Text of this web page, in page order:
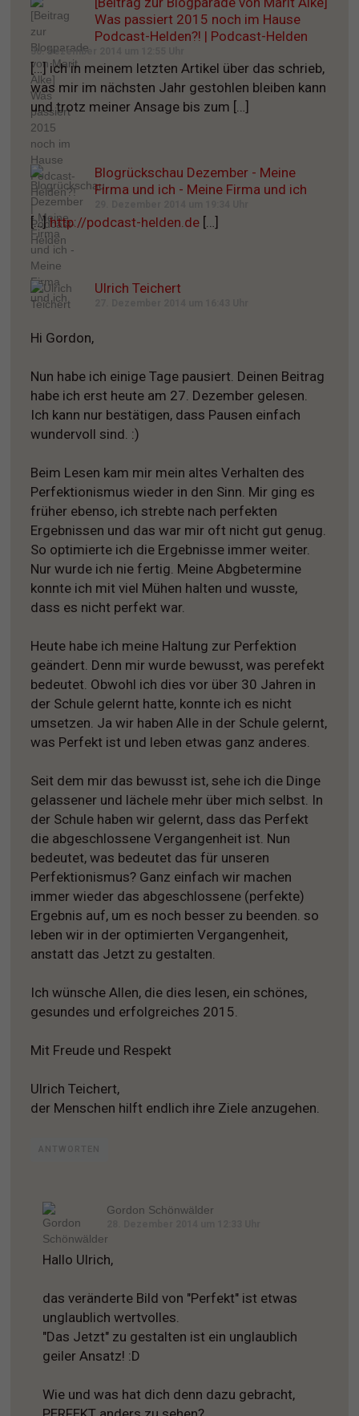
Was passiert 2015 noch im Hause
Podcast-Helden?! | Podcast-Helden
30. Dezember 2014 um 12:55 Uhr
[…] ich in meinem letzten Artikel über das schrieb,
was mir im nächsten Jahr gestohlen bleiben kann
und trotz meiner Ansage bis zum […]
Blogrückschau Dezember - Meine
Firma und ich - Meine Firma und ich
[…]http://podcast-helden.de […]
Ulrich Teichert
Hi Gordon,
Nun habe ich einige Tage pausiert. Deinen Beitrag
habe ich erst heute am 27. Dezember gelesen.
Ich kann nur bestätigen, dass Pausen einfach
wundervoll sind. :)
Beim Lesen kam mir mein altes Verhalten des
Perfektionismus wieder in den Sinn. Mir ging es
früher ebenso, ich strebte nach perfekten
Ergebnissen und das war mir oft nicht gut genug.
So optimierte ich die Ergebnisse immer weiter.
Nur wurde ich nie fertig. Meine Abgbetermine
konnte ich mit viel Mühen halten und wusste,
dass es nicht perfekt war.
Heute habe ich meine Haltung zur Perfektion
geändert. Denn mir wurde bewusst, was perefekt
bedeutet. Obwohl ich dies vor über 30 Jahren in
der Schule gelernt hatte, konnte ich es nicht
umsetzen. Ja wir haben Alle in der Schule gelernt,
was Perfekt ist und leben etwas ganz anderes.
Seit dem mir das bewusst ist, sehe ich die Dinge
gelassener und lächele mehr über mich selbst. In
der Schule haben wir gelernt, dass das Perfekt
die abgeschlossene Vergangenheit ist. Nun
bedeutet, was bedeutet das für unseren
Perfektionismus? Ganz einfach wir machen
immer wieder das abgeschlossene (perfekte)
Ergebnis auf, um es noch besser zu beenden. so
leben wir in der optimierten Vergangenheit,
anstatt das Jetzt zu gestalten.
Ich wünsche Allen, die dies lesen, ein schönes,
gesundes und erfolgreiches 2015.
Mit Freude und Respekt
Ulrich Teichert,
der Menschen hilft endlich ihre Ziele anzugehen.
ANTWORTEN
Gordon Schönwälder
Hallo Ulrich,
das veränderte Bild von "Perfekt" ist etwas
unglaublich wertvolles.
"Das Jetzt" zu gestalten ist ein unglaublich
geiler Ansatz! :D
Wie und was hat dich denn dazu gebracht,